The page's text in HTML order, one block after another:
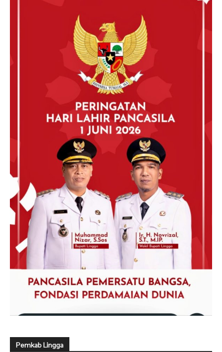
Pemkab Lingga